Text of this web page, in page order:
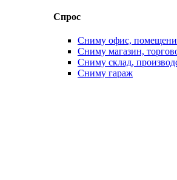
Спрос
Сниму офис,
Сниму магазин,
Сниму склад,
Сниму гараж